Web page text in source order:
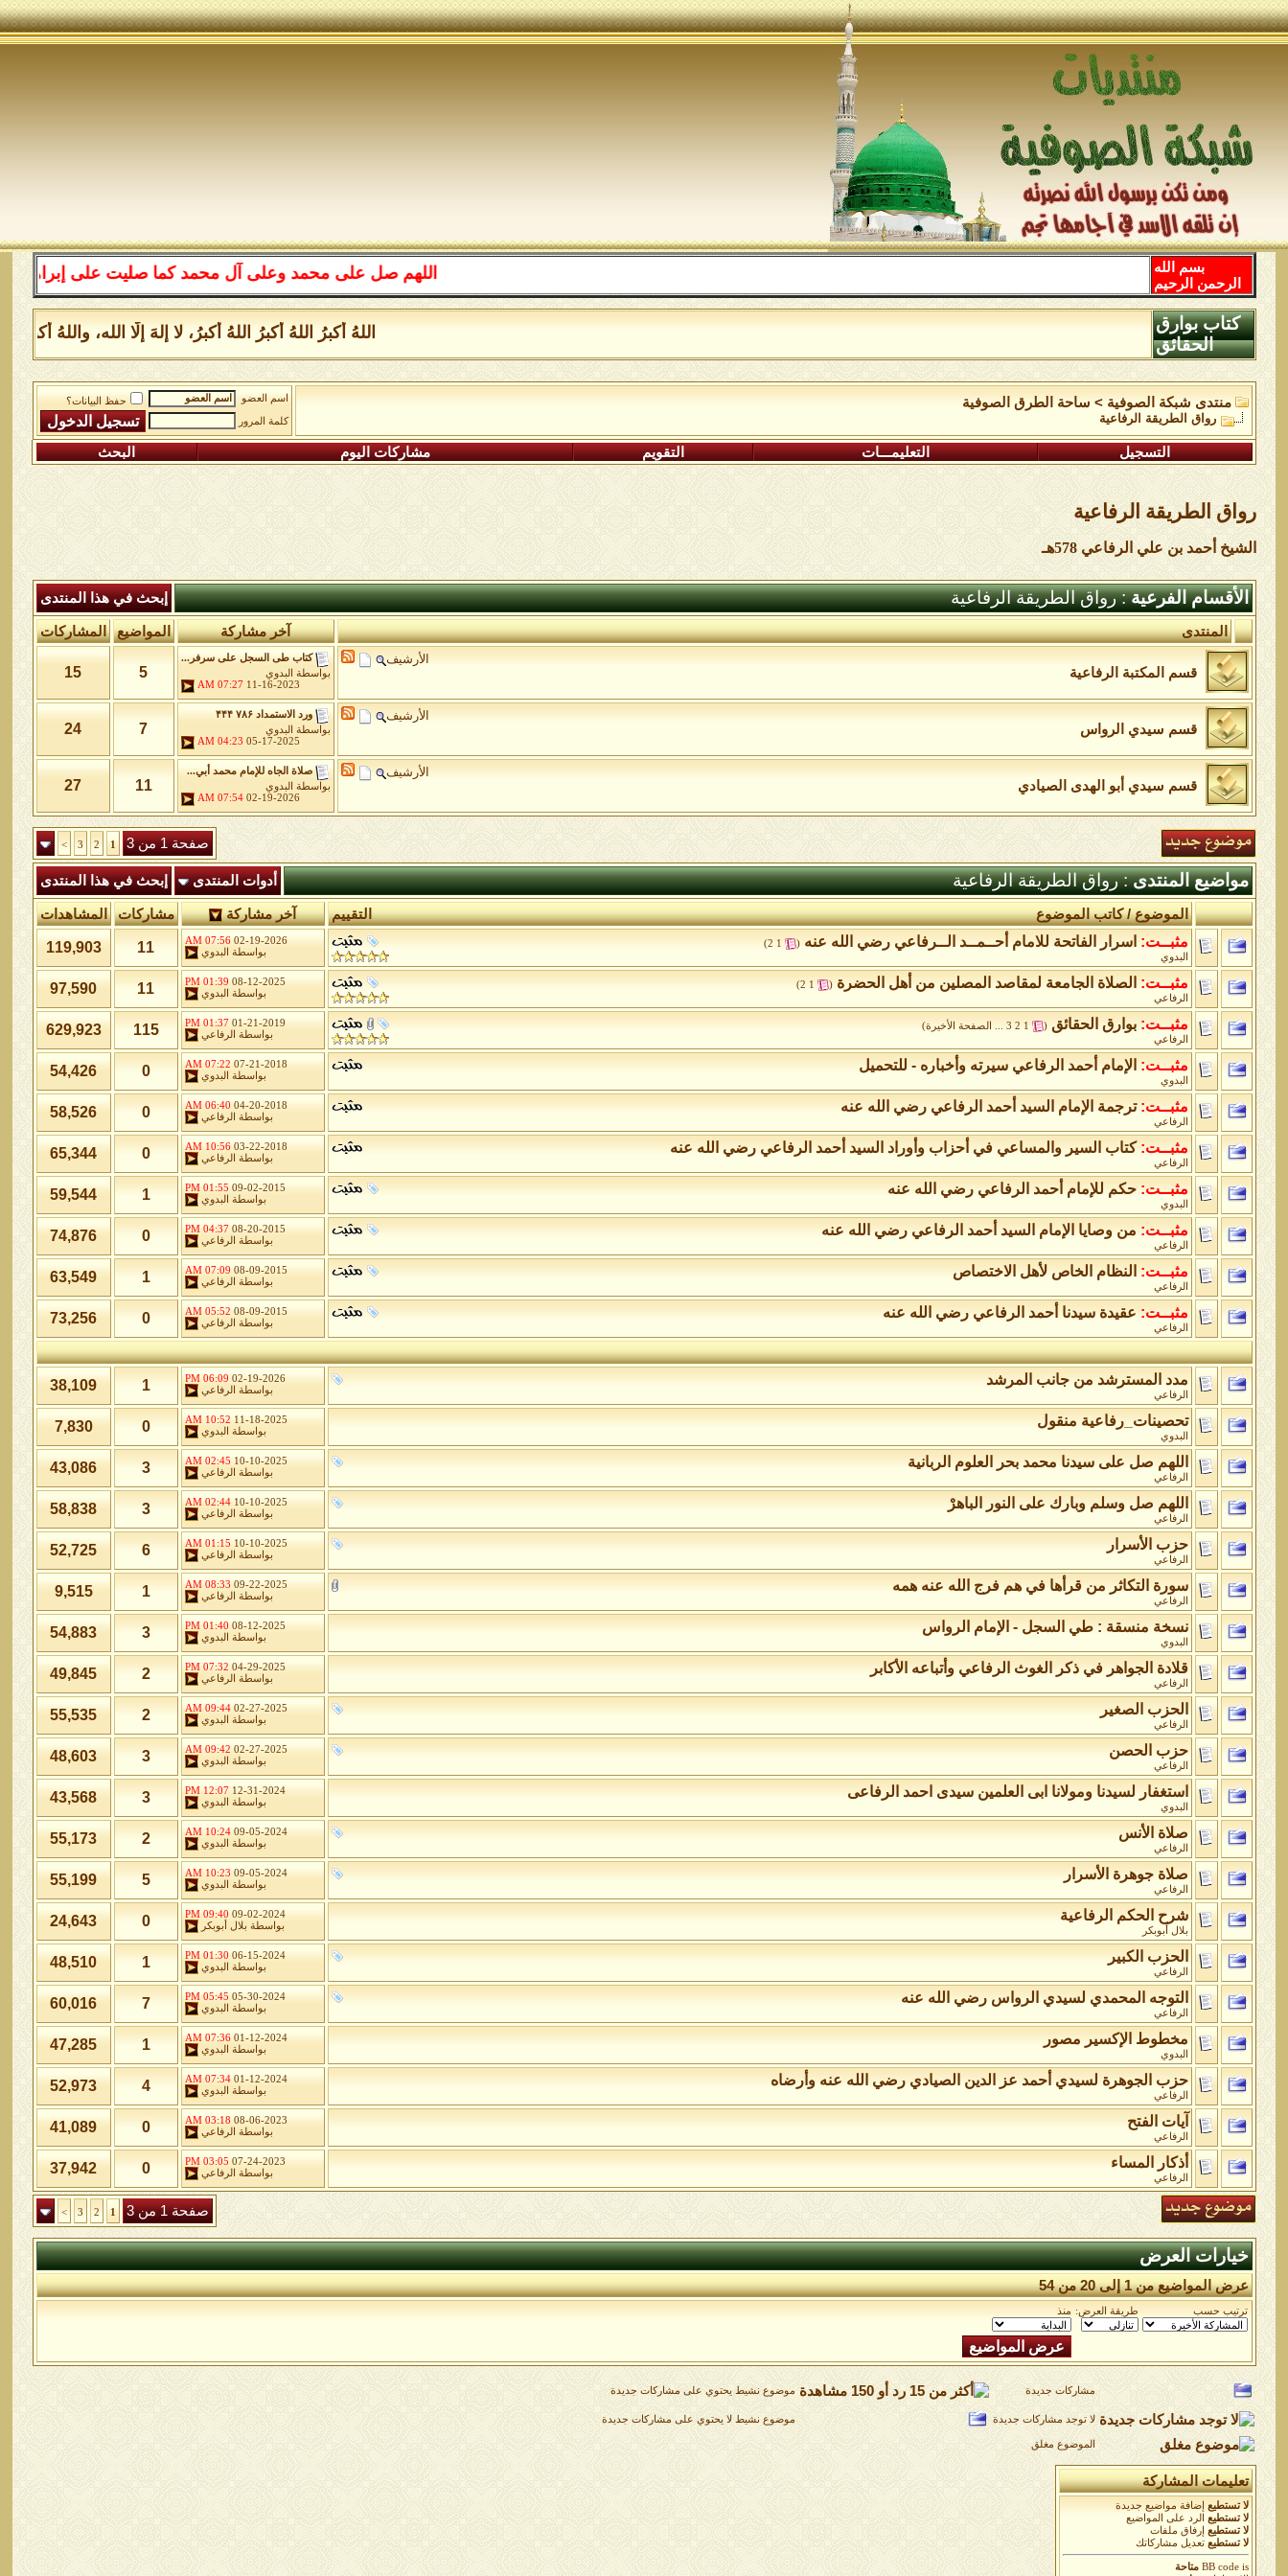
اللهم صل على محمد وعلى آل محمد كما صليت على إبراهيم وعلى
بسم الله
الرحمن الرحيم
اللهُ أكبرُ اللهُ أكبرُ اللهُ أكبرُ، لا إلهَ إلَّا الله، واللهُ
كتاب بوارق
الحقائق
منتدى شبكة الصوفية > ساحة الطرق الصوفية
رواق الطريقة الرفاعية
اسم العضو
حفظ البيانات؟
كلمة المرور
التسجيل التعليمـــات التقويم مشاركات اليوم البحث
رواق الطريقة الرفاعية
الشيخ أحمد بن علي الرفاعي 578هـ
الأقسام الفرعية: رواق الطريقة الرفاعية إبحث في هذا المنتدى
المنتدى آخر مشاركة المواضيع المشاركات
الأرشيف
قسم المكتبة الرفاعية
كتاب طى السجل على سرفر...
بواسطة
البدوي
11-16-2023
07:27 AM
5
15
الأرشيف
قسم سيدي الرواس
ورد الاستمداد ۷۸۶ ۴۴۴
بواسطة
البدوي
05-17-2025
04:23 AM
7
24
الأرشيف
قسم سيدي أبو الهدى الصيادي
صلاة الجاه للإمام محمد أبي...
بواسطة
البدوي
02-19-2026
07:54 AM
11
27
صفحة 1 من 3 1
2
3
>
مواضيع المنتدى: رواق الطريقة الرفاعية أدوات المنتدى إبحث في هذا المنتدى
التقييم الموضوع/كاتب الموضوع آخر مشاركة مشاركات المشاهدات
مثبــت: اسرار الفاتحة للامام أحــمــد الــرفاعي رضي الله عنه‏
(
1
2
)
البدوي
02-19-2026
07:56 AM
بواسطة
البدوي 11
119,903
مثبــت: الصلاة الجامعة لمقاصد المصلين من أهل الحضرة‏
(
1
2
)
الرفاعي
08-12-2025
01:39 PM
بواسطة
البدوي 11
97,590
مثبــت: بوارق الحقائق‏
(
1
2
3 الصفحة الأخيرة)
الرفاعي
01-21-2019
01:37 PM
بواسطة
الرفاعي 115
629,923
مثبــت: الإمام أحمد الرفاعي سيرته وأخباره - للتحميل
البدوي
07-21-2018
07:22 AM
بواسطة
البدوي 0
54,426
مثبــت: ترجمة الإمام السيد أحمد الرفاعي رضي الله عنه
الرفاعي
04-20-2018
06:40 AM
بواسطة
الرفاعي 0
58,526
مثبــت: كتاب السير والمساعي في أحزاب وأوراد السيد أحمد الرفاعي رضي الله عنه
الرفاعي
03-22-2018
10:56 AM
بواسطة
الرفاعي 0
65,344
مثبــت: حكم للإمام أحمد‎ ‎الرفاعي رضي الله عنه
البدوي
09-02-2015
01:55 PM
بواسطة
البدوي 1
59,544
مثبــت: من وصايا الإمام السيد أحمد الرفاعي رضي الله عنه
الرفاعي
08-20-2015
04:37 PM
بواسطة
الرفاعي 0
74,876
مثبــت: النظام الخاص لأهل الاختصاص
الرفاعي
08-09-2015
07:09 AM
بواسطة
الرفاعي 1
63,549
مثبــت: عقيدة سيدنا أحمد الرفاعي رضي الله عنه
الرفاعي
08-09-2015
05:52 AM
بواسطة
الرفاعي 0
73,256
مدد المسترشد من جانب المرشد
الرفاعي
02-19-2026
06:09 PM
بواسطة
الرفاعي 1
38,109
تحصينات_رفاعية منقول
البدوي
11-18-2025
10:52 AM
بواسطة
البدوي 0
7,830
اللهم صل على سيدنا محمد بحر العلوم الربانية
الرفاعي
10-10-2025
02:45 AM
بواسطة
الرفاعي 3
43,086
اللهم صل وسلم وبارك على النور الباهرْ
الرفاعي
10-10-2025
02:44 AM
بواسطة
الرفاعي 3
58,838
حزب الأسرار
الرفاعي
10-10-2025
01:15 AM
بواسطة
الرفاعي 6
52,725
سورة التكاثر من قرأها في هم فرج الله عنه همه
الرفاعي
09-22-2025
08:33 AM
بواسطة
الرفاعي 1
9,515
نسخة منسقة : طي السجل - الإمام الرواس
البدوي
08-12-2025
01:40 PM
بواسطة
البدوي 3
54,883
قلادة الجواهر في ذكر الغوث الرفاعي وأتباعه الأكابر
الرفاعي
04-29-2025
07:32 PM
بواسطة
الرفاعي 2
49,845
الحزب الصغير
الرفاعي
02-27-2025
09:44 AM
بواسطة
البدوي 2
55,535
حزب الحصن
الرفاعي
02-27-2025
09:42 AM
بواسطة
البدوي 3
48,603
استغفار لسيدنا ومولانا ابى العلمين سيدى احمد الرفاعى
البدوي
12-31-2024
12:07 PM
بواسطة
البدوي 3
43,568
صلاة الأنس
الرفاعي
09-05-2024
10:24 AM
بواسطة
البدوي 2
55,173
صلاة جوهرة الأسرار
الرفاعي
09-05-2024
10:23 AM
بواسطة
البدوي 5
55,199
شرح الحكم الرفاعية
بلال أبوبكر
09-02-2024
09:40 PM
بواسطة بلال أبوبكر 0
24,643
الحزب الكبير
الرفاعي
06-15-2024
01:30 PM
بواسطة
البدوي 1
48,510
التوجه المحمدي لسيدي الرواس رضي الله عنه
الرفاعي
05-30-2024
05:45 PM
بواسطة
البدوي 7
60,016
مخطوط الإكسير مصور
البدوي
01-12-2024
07:36 AM
بواسطة
البدوي 1
47,285
حزب الجوهرة لسيدي أحمد عز الدين الصيادي رضي الله عنه وأرضاه
الرفاعي
01-12-2024
07:34 AM
بواسطة
البدوي 4
52,973
آيات الفتح
الرفاعي
08-06-2023
03:18 AM
بواسطة
الرفاعي 0
41,089
أذكار المساء
الرفاعي
07-24-2023
03:05 PM
بواسطة
الرفاعي 0
37,942
صفحة 1 من 3 1
2
3
>
خيارات العرض
عرض المواضيع من 1 إلى 20 من 54
ترتيب حسب طريقة العرض: منذ
مشاركات جديدة موضوع نشيط يحتوي على مشاركات جديدة
لا توجد مشاركات جديدة موضوع نشيط لا يحتوي على مشاركات جديدة
الموضوع مغلق
تعليمات المشاركة
لا تستطيع
إضافة مواضيع جديدة
لا تستطيع
الرد على المواضيع
لا تستطيع
إرفاق ملفات
لا تستطيع تعديل مشاركاتك
BB codeis
متاحة